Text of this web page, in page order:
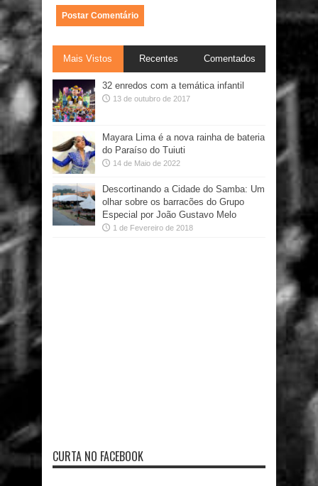
Mais Vistos Recentes Comentados
32 enredos com a temática infantil
13 de outubro de 2017
Mayara Lima é a nova rainha de bateria
do Paraíso do Tuiuti
14 de Maio de 2022
Descortinando a Cidade do Samba: Um
olhar sobre os barracões do Grupo
Especial por João Gustavo Melo
1 de Fevereiro de 2018
CURTA NO FACEBOOK